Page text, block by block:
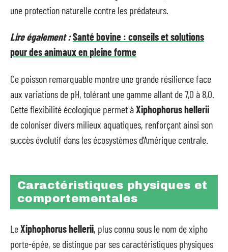
une protection naturelle contre les prédateurs.
Lire également :Santé bovine : conseils et solutions
pour des animaux en pleine forme
Ce poisson remarquable montre une grande résilience face
aux variations de pH, tolérant une gamme allant de 7,0 à 8,0.
Cette flexibilité écologique permet àXiphophorus hellerii
de coloniser divers milieux aquatiques, renforçant ainsi son
succès évolutif dans les écosystèmes d’Amérique centrale.
Caractéristiques physiques et
comportementales
LeXiphophorus hellerii, plus connu sous le nom de xipho
porte-épée, se distingue par ses caractéristiques physiques